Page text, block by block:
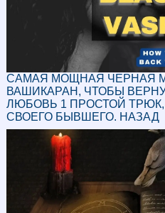
САМАЯ МОЩНАЯ ЧЕРНАЯ
ВАШИКАРАН, ЧТОБЫ
ЛЮБОВЬ 1 ПРОСТОЙ
СВОЕГО БЫВШЕГО. НАЗАД